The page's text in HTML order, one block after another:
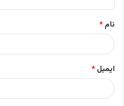
*
نام *
ایمیل *